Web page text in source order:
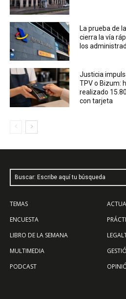
La prueba de
cierra la vía
los
Justicia
TPV o Bizum:
realizado
con tarjeta
Buscar: Escribe aquí tu búsqueda
TEMAS
ENCUESTA
LIBRO DE LA SEMANA
MULTIMEDIA
PODCAST